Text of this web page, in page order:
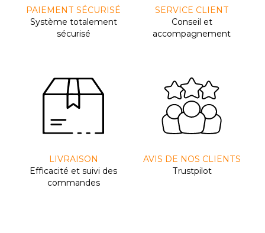
PAIEMENT SÉCURISÉ
Système totalement
sécurisé
SERVICE CLIENT
Conseil et
accompagnement
LIVRAISON
Efﬁcacité et suivi des
commandes
AVIS DE NOS CLIENTS
Trustpilot